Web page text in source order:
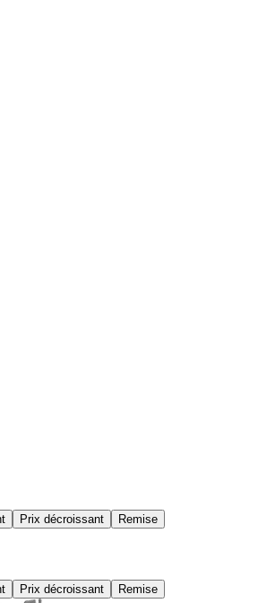
Prix décroissant Remise
Prix décroissant Remise